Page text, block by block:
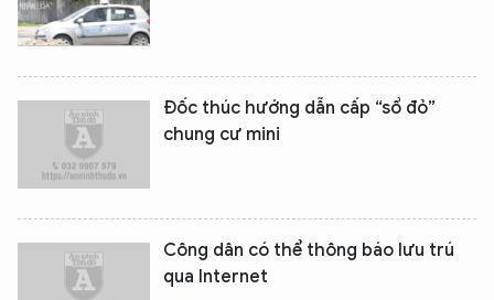
Đốc thúc hướng dẫn cấp “sổ đỏ”
chung cư mini
Công dân có thể thông báo lưu trú
qua Internet